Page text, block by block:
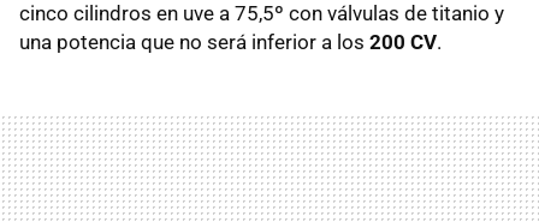
cinco cilindros en uve a 75,5º con válvulas de titanio y
una potencia que no será inferior a los 200 CV.